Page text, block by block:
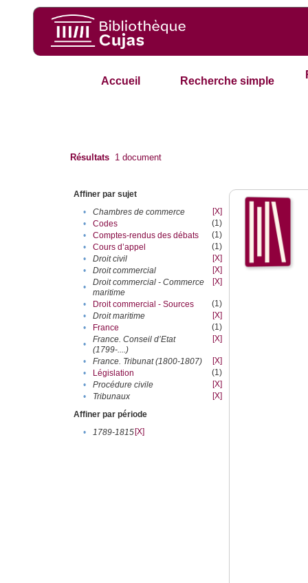
Accueil Recherche simple
Résultats 1 document
Affiner par sujet
•
Chambres de commerce
[X]
•
Codes
(1)
•
Comptes-rendus des débats
(1)
•
Cours d’appel
(1)
•
Droit civil
[X]
•
Droit commercial
[X]
•
Droit commercial - Commerce
maritime
[X]
• Droit commercial - Sources
(1)
•
Droit maritime
[X]
•
France
(1)
•
France. Conseil d’Etat
(1799-....)
[X]
• France. Tribunat (1800-1807)
[X]
•
Législation
(1)
•
Procédure civile
[X]
•
Tribunaux
[X]
Affiner par période
•
1789-1815[X]